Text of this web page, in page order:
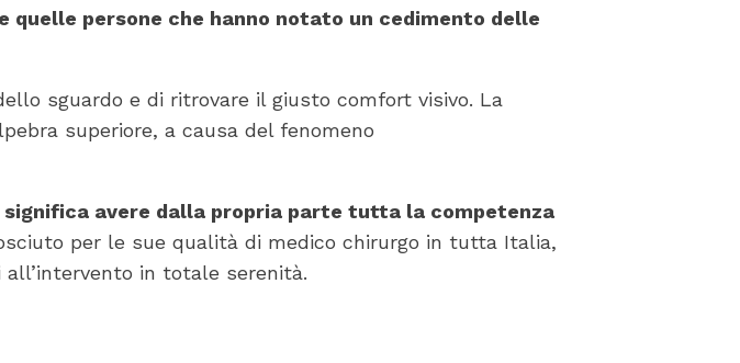
persone che hanno notato un cedimento delle
sguardo e di ritrovare il giusto comfort visivo. La
superiore, a causa del fenomeno
avere dalla propria parte tutta la competenza
per le sue qualità di medico chirurgo in tutta Italia,
in totale serenità.